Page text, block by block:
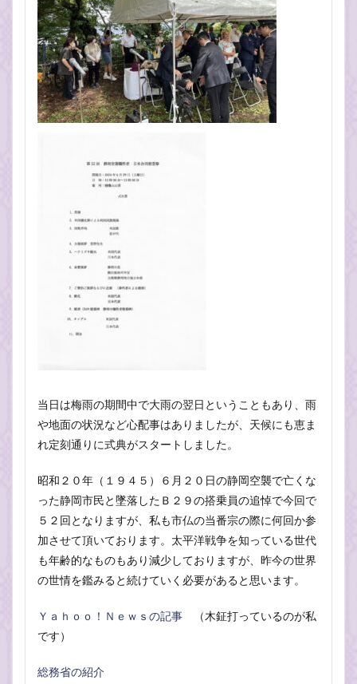
当日は梅雨の期間中で大雨の翌日ということもあり、雨
や地面の状況など心配事はありましたが、天候にも恵ま
れ定刻通りに式典がスタートしました。
昭和２０年（１９４５）６月２０日の静岡空襲で亡くな
った静岡市民と墜落したＢ２９の搭乗員の追悼で今回で
５２回となりますが、私も市仏の当番宗の際に何回か参
加させて頂いております。太平洋戦争を知っている世代
も年齢的なものもあり減少しておりますが、昨今の世界
の世情を鑑みると続けていく必要があると思います。
Ｙａｈｏｏ！Ｎｅｗｓの記事 （木鉦打っているのが私
です）
総務省の紹介